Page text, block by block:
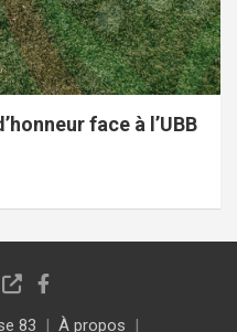
face à l’UBB
83 À propos